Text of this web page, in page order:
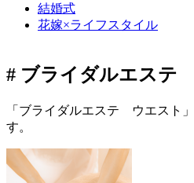
結婚式
花嫁×ライフスタイル
# ブライダルエステ
「ブライダルエステ ウエスト
す。